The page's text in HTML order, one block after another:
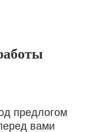
предлогом
вами